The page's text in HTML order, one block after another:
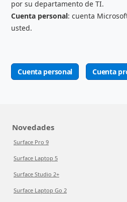
por su departamento de TI.
Cuenta personal: cuenta
usted.
Cuenta personal Cuenta
Novedades
Surface Pro 9
Surface Laptop 5
Surface Studio 2+
Surface Laptop Go 2